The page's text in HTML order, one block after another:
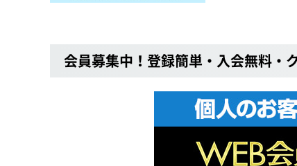
会員募集中！登録簡単・入会無料・